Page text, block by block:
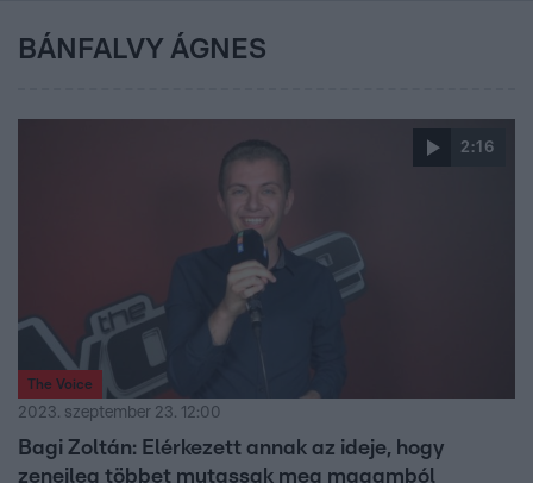
BÁNFALVY ÁGNES
2:16
The Voice
2023. szeptember 23. 12:00
Bagi Zoltán: Elérkezett annak az ideje, hogy
zeneileg többet mutassak meg magamból